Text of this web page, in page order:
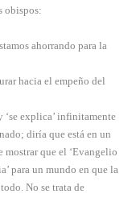
obispos:
ahorrando para la
hacia el empeño del
‘se explica’ infinitamente
diría que está en un
que el ‘Evangelio
para un mundo en que la
No se trata de